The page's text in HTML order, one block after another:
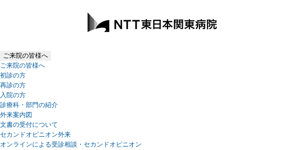
ご来院の皆様へ
ご来院の皆様へ
初診の方
再診の方
入院の方
診療科・部門の紹介
外来案内図
文書の受付について
セカンドオピニオン外来
オンラインによる受診相談・セカンドオピニオン